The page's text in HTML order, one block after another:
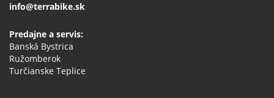
info@terrabike.sk
Predajne a servis:
Banská Bystrica
Ružomberok
Turčianske Teplice